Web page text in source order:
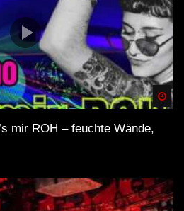
mir ROH – feuchte Wände,